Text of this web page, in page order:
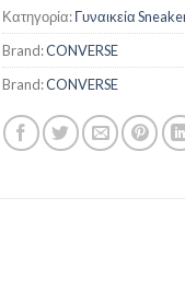
Κατηγορία:Γυναικεία
Brand:CONVERSE
Brand:CONVERSE